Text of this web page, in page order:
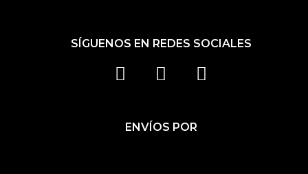
SÍGUENOS EN REDES SOCIALES
F
C
E
I
S
T
T
ENVÍOS POR